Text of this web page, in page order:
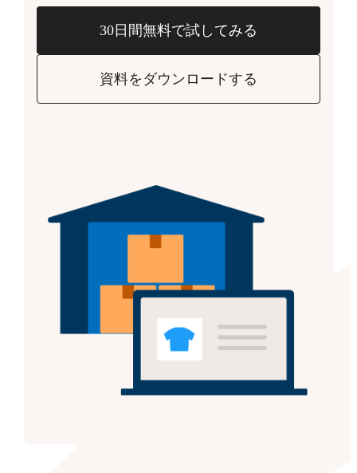
30日間無料で試してみる
資料をダウンロードする